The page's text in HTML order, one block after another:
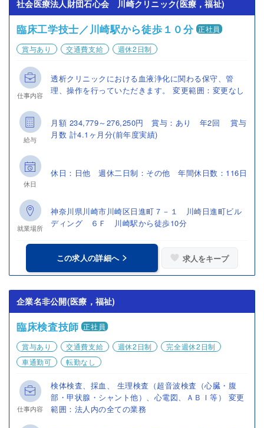
社会医療法人財団石心会 川崎クリニック(医療，福祉)
臨床工学技士／川崎駅から徒歩１０分 正社員
賞与あり
交通費支給 週休2日制
仕事内容
透析クリニックにおける血液浄化に関わる保守、管
理、操作を行っていただきます。 変更範囲：変更なし
給与
月額 234,779～276,250円 賞与：あり 年2回 賞与
月数 計4.1ヶ月分(前年度実績)
休日
休日：日他 週休二日制：その他 年間休日数：116日
就業場所
神奈川県川崎市川崎区日進町７－１ 川崎日進町ビル
ディング ６Ｆ 川崎駅から徒歩10分
この求人の詳細へ 求人をキープ
企業名非公開(医療，福祉)
臨床検査技師 正社員
賞与あり
交通費支給 週休2日制
完全週休2日制
車通勤可
転勤なし
仕事内容
検体検査、採血、 生理検査（超音波検査（心臓・腹
部・甲状腺・シャント他）、心電図、ＡＢＩ等） 変更
範囲：法人内の全ての業務